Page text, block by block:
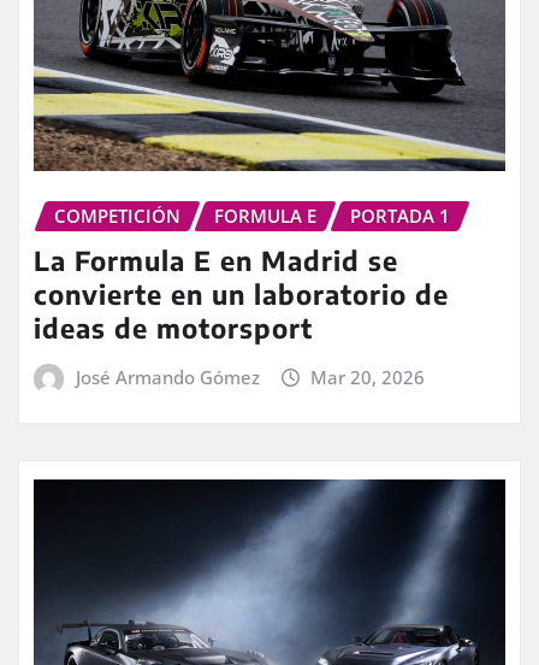
COMPETICIÓN FORMULA E PORTADA 1
La Formula E en Madrid se
convierte en un laboratorio de
ideas de motorsport
José Armando Gómez Mar 20, 2026